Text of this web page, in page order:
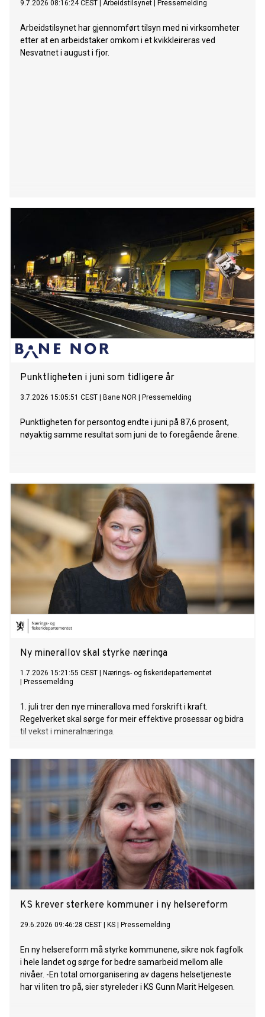
9.7.2026 08:16:24 CEST Arbeidstilsynet Pressemelding
Arbeidstilsynet har gjennomført tilsyn med ni virksomheter
etter at en arbeidstaker omkom i et kvikkleireras ved
Nesvatnet i august i fjor.
Punktligheten i juni som tidligere år
3.7.2026 15:05:51 CEST Bane NOR Pressemelding
Punktligheten for persontog endte i juni på 87,6 prosent,
nøyaktig samme resultat som juni de to foregående årene.
Ny minerallov skal styrke næringa
1.7.2026 15:21:55 CEST
Nærings- og fiskeridepartementet
Pressemelding
1. juli trer den nye minerallova med forskrift i kraft.
Regelverket skal sørge for meir effektive prosessar og bidra
til vekst i mineralnæringa.
KS krever sterkere kommuner i ny helsereform
29.6.2026 09:46:28 CEST KS Pressemelding
En ny helsereform må styrke kommunene, sikre nok fagfolk
i hele landet og sørge for bedre samarbeid mellom alle
nivåer. -En total omorganisering av dagens helsetjeneste
har vi liten tro på, sier styreleder i KS Gunn Marit Helgesen.